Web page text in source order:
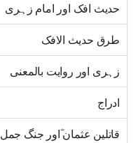
حدیث افک اور امام زہری
طرق حدیث الافک
زہری اور روایت بالمعنی
ادراج
قاتلین عثمان ؓاور جنگ جمل